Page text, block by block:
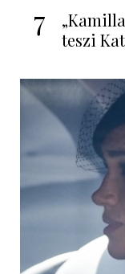
7
teszi